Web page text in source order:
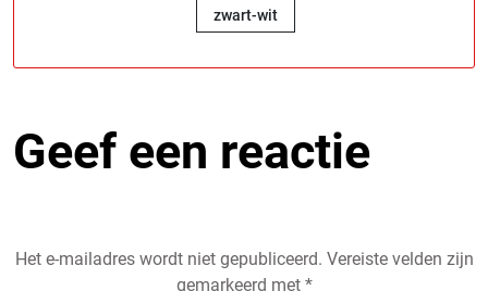
zwart-wit
Geef een reactie
Het e-mailadres wordt niet gepubliceerd. Vereiste velden zijn
gemarkeerd met *